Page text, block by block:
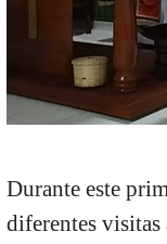
Durante este
diferentes visitas